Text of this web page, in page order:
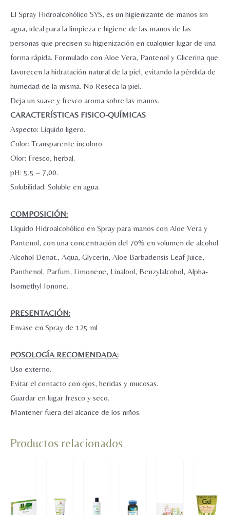
El Spray Hidroalcohólico SYS, es un higienizante de manos sin
agua, ideal para la limpieza e higiene de las manos de las
personas que precisen su higienización en cualquier lugar de una
forma rápida. Formulado con Aloe Vera, Pantenol y Glicerina que
favorecen la hidratación natural de la piel, evitando la pérdida de
humedad de la misma. No Reseca la piel.
Deja un suave y fresco aroma sobre las manos.
CARACTERÍSTICAS FISICO-QUÍMICAS
Aspecto: Líquido ligero.
Color: Transparente incoloro.
Olor: Fresco, herbal.
pH: 5,5 – 7,00.
Solubilidad: Soluble en agua.
COMPOSICIÓN:
Líquido Hidroalcohólico en Spray para manos con Aloe Vera y
Pantenol, con una concentración del 70% en volumen de alcohol.
Alcohol Denat., Aqua, Glycerin, Aloe Barbadensis Leaf Juice,
Panthenol, Parfum, Limonene, Linalool, Benzylalcohol, Alpha-
Isomethyl Ionone.
PRESENTACIÓN:
Envase en Spray de 125 ml
POSOLOGÍA RECOMENDADA:
Uso externo.
Evitar el contacto con ojos, heridas y mucosas.
Guardar en lugar fresco y seco.
Mantener fuera del alcance de los niños.
Productos relacionados